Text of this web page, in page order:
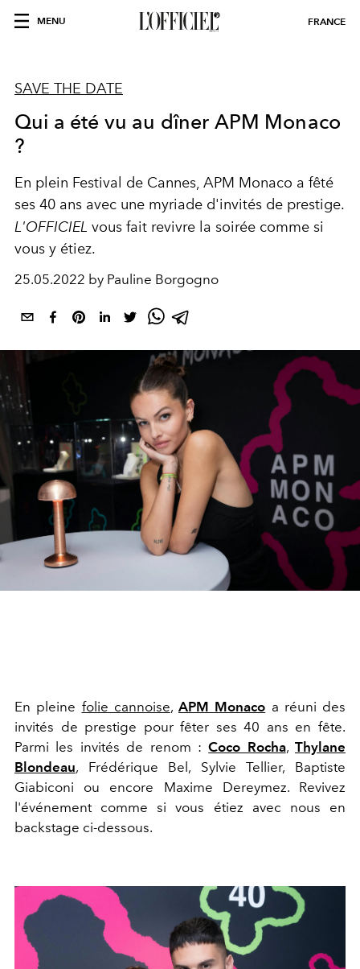
MENU FRANCE
SAVE THE DATE
Qui a été vu au dîner APM Monaco
?
En plein Festival de Cannes, APM Monaco a fêté
ses 40 ans avec une myriade d'invités de prestige.
L'OFFICIEL vous fait revivre la soirée comme si
vous y étiez.
25.05.2022 by Pauline Borgogno
En pleine folie cannoise, APM Monaco a réuni des
invités de prestige pour fêter ses 40 ans en fête.
Parmi les invités de renom :Coco Rocha, Thylane
Blondeau, Frédérique Bel, Sylvie Tellier, Baptiste
Giabiconi ou encore Maxime Dereymez. Revivez
l'événement comme si vous étiez avec nous en
backstage ci-dessous.